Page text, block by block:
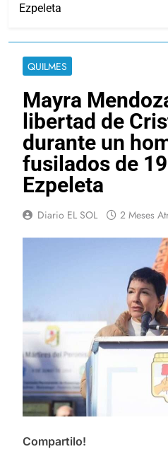
Ezpeleta
QUILMES
Mayra
libertad de
durante un
fusilados de
Ezpeleta
Diario EL SOL 2 Meses
Compartilo!